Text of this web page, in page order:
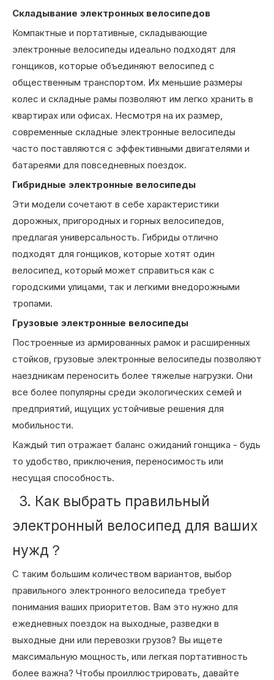
Складывание электронных велосипедов
Компактные и портативные, складывающие
электронные велосипеды идеально подходят для
гонщиков, которые объединяют велосипед с
общественным транспортом. Их меньшие размеры
колес и складные рамы позволяют им легко хранить в
квартирах или офисах. Несмотря на их размер,
современные складные электронные велосипеды
часто поставляются с эффективными двигателями и
батареями для повседневных поездок.
Гибридные электронные велосипеды
Эти модели сочетают в себе характеристики
дорожных, пригородных и горных велосипедов,
предлагая универсальность. Гибриды отлично
подходят для гонщиков, которые хотят один
велосипед, который может справиться как с
городскими улицами, так и легкими внедорожными
тропами.
Грузовые электронные велосипеды
Построенные из армированных рамок и расширенных
стойков, грузовые электронные велосипеды позволяют
наездникам переносить более тяжелые нагрузки. Они
все более популярны среди экологических семей и
предприятий, ищущих устойчивые решения для
мобильности.
Каждый тип отражает баланс ожиданий гонщика - будь
то удобство, приключения, переносимость или
несущая способность.
3. Как выбрать правильный
электронный велосипед для ваших
нужд？
С таким большим количеством вариантов, выбор
правильного электронного велосипеда требует
понимания ваших приоритетов. Вам это нужно для
ежедневных поездок на выходные, разведки в
выходные дни или перевозки грузов? Вы ищете
максимальную мощность, или легкая портативность
более важна? Чтобы проиллюстрировать, давайте